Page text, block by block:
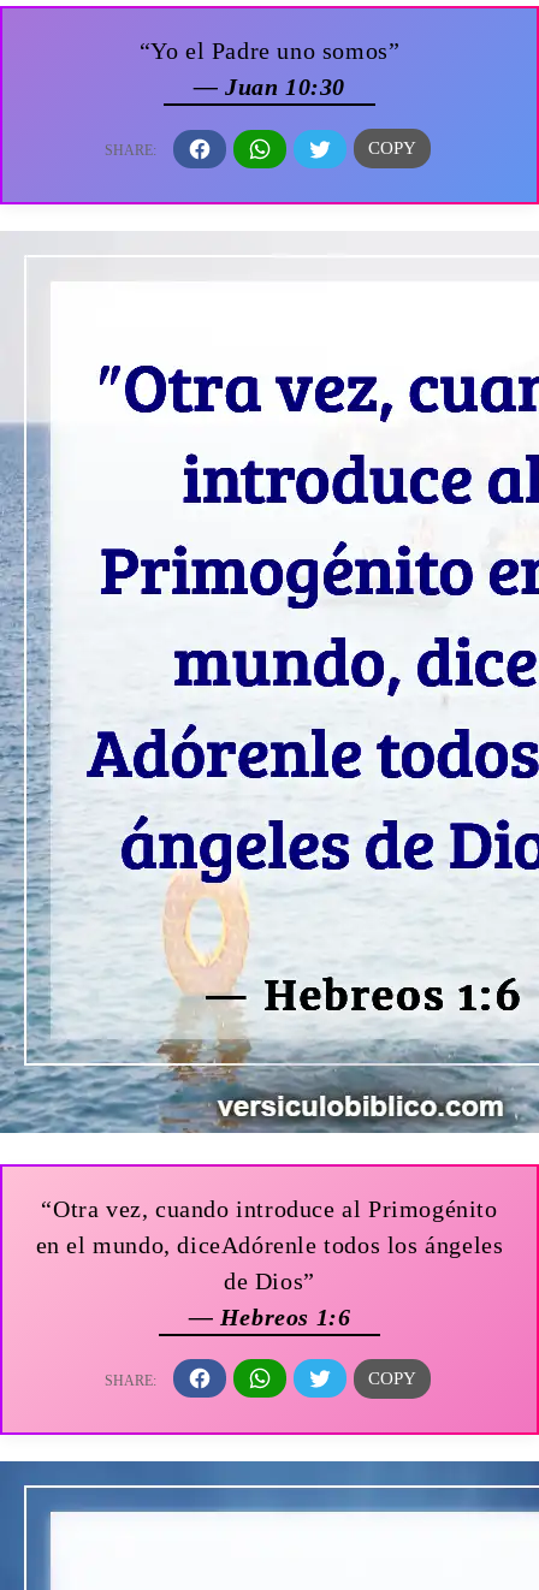
“Yo el Padre uno somos”
— Juan 10:30
“Otra vez, cuando introduce al Primogénito
en el mundo, diceAdórenle todos los ángeles
de Dios”
— Hebreos 1:6